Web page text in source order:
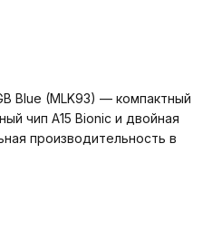
Blue (MLK93) — компактный
чип A15 Bionic и двойная
производительность в